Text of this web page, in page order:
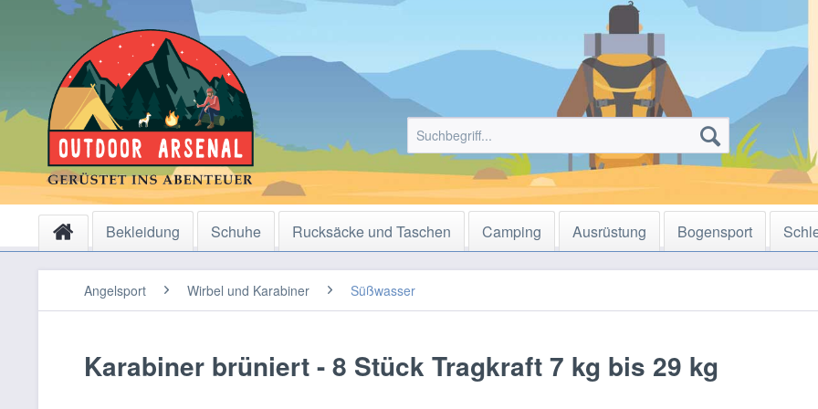
Bekleidung Schuhe Rucksäcke und Taschen Camping Ausrüstung Bogensport
Angelsport Wirbel und Karabiner Süßwasser
Karabiner brüniert - 8 Stück Tragkraft 7 kg bis 29 kg